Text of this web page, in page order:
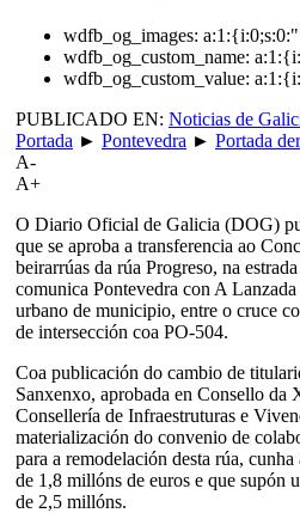
wdfb_og_images:
wdfb_og_custom_name:
wdfb_og_custom_value:
PUBLICADO EN: Noticias de
Portada ► Pontevedra ► Portada
A-
A+
O Diario Oficial de Galicia (DOG)
que se aproba a transferencia ao
beirarrúas da rúa Progreso, na
comunica Pontevedra con A
urbano de municipio, entre o cruce
de intersección coa PO-504.
Coa publicación do cambio de
Sanxenxo, aprobada en Consello da
Consellería de Infraestruturas e
materialización do convenio de
para a remodelación desta rúa,
de 1,8 millóns de euros e que supón
de 2,5 millóns.